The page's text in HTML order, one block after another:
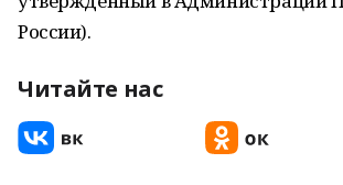
России).
Читайте нас